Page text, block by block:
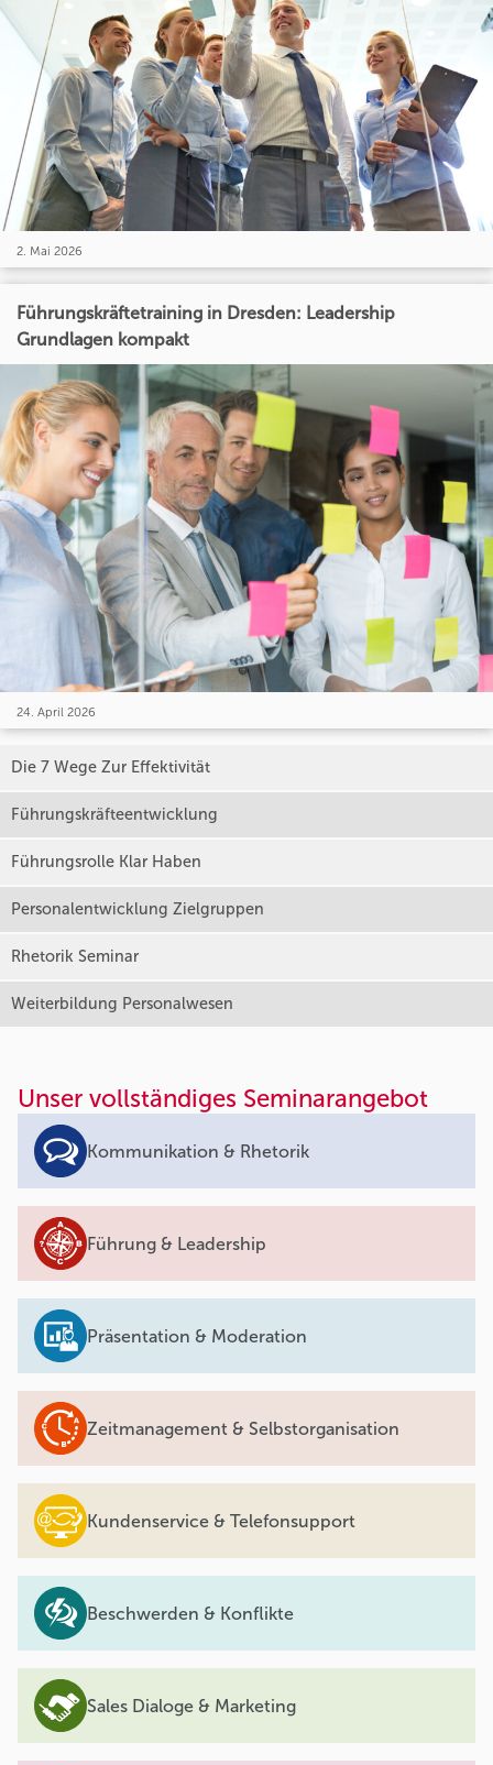
2. Mai 2026
Führungskräftetraining in Dresden: Leadership
Grundlagen kompakt
24. April 2026
Die 7 Wege Zur Effektivität
Führungskräfteentwicklung
Führungsrolle Klar Haben
Personalentwicklung Zielgruppen
Rhetorik Seminar
Weiterbildung Personalwesen
Unser vollständiges Seminarangebot
Kommunikation & Rhetorik
Führung & Leadership
Präsentation & Moderation
Zeitmanagement & Selbstorganisation
Kundenservice & Telefonsupport
Beschwerden & Konflikte
Sales Dialoge & Marketing